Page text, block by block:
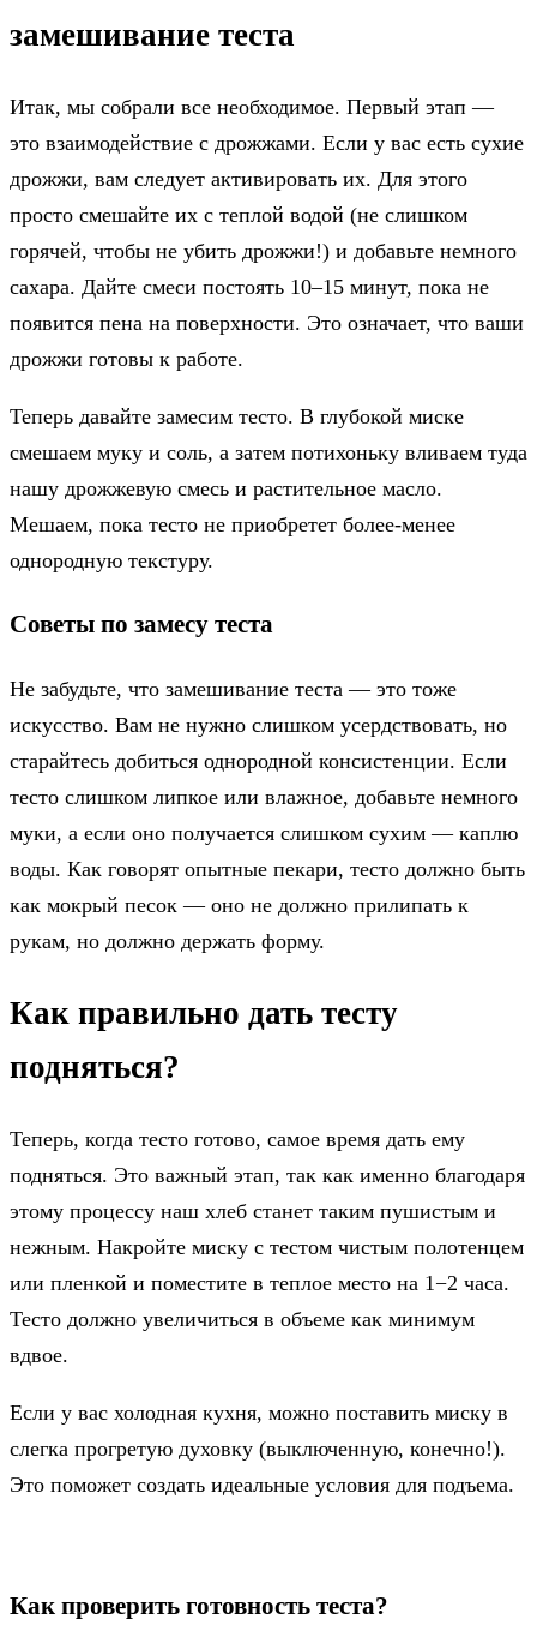
замешивание теста
Итак, мы собрали все необходимое. Первый этап —
это взаимодействие с дрожжами. Если у вас есть сухие
дрожжи, вам следует активировать их. Для этого
просто смешайте их с теплой водой (не слишком
горячей, чтобы не убить дрожжи!) и добавьте немного
сахара. Дайте смеси постоять 10–15 минут, пока не
появится пена на поверхности. Это означает, что ваши
дрожжи готовы к работе.
Теперь давайте замесим тесто. В глубокой миске
смешаем муку и соль, а затем потихоньку вливаем туда
нашу дрожжевую смесь и растительное масло.
Мешаем, пока тесто не приобретет более-менее
однородную текстуру.
Советы по замесу теста
Не забудьте, что замешивание теста — это тоже
искусство. Вам не нужно слишком усердствовать, но
старайтесь добиться однородной консистенции. Если
тесто слишком липкое или влажное, добавьте немного
муки, а если оно получается слишком сухим — каплю
воды. Как говорят опытные пекари, тесто должно быть
как мокрый песок — оно не должно прилипать к
рукам, но должно держать форму.
Как правильно дать тесту
подняться?
Теперь, когда тесто готово, самое время дать ему
подняться. Это важный этап, так как именно благодаря
этому процессу наш хлеб станет таким пушистым и
нежным. Накройте миску с тестом чистым полотенцем
или пленкой и поместите в теплое место на 1−2 часа.
Тесто должно увеличиться в объеме как минимум
вдвое.
Если у вас холодная кухня, можно поставить миску в
слегка прогретую духовку (выключенную, конечно!).
Это поможет создать идеальные условия для подъема.
Как проверить готовность теста?